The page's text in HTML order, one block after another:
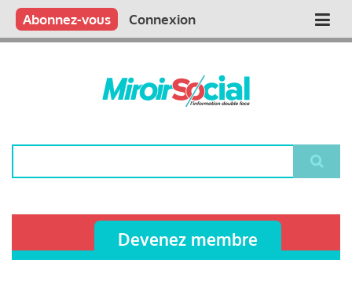
Aller
contenu
Main
Qui sommes nous ?
Vous publiez
Nous publions
Contactez-nous
Abonnez-vous Connexion
Devenez membre